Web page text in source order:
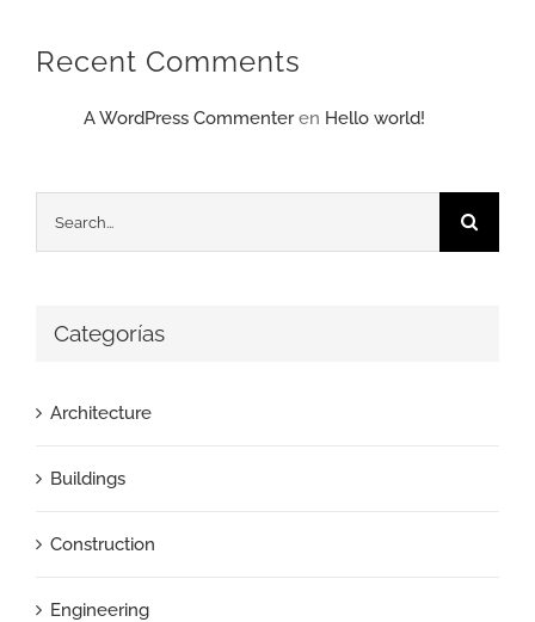
Recent Comments
A WordPress Commenteren Hello world!
for:
Categorías
Architecture
Buildings
Construction
Engineering